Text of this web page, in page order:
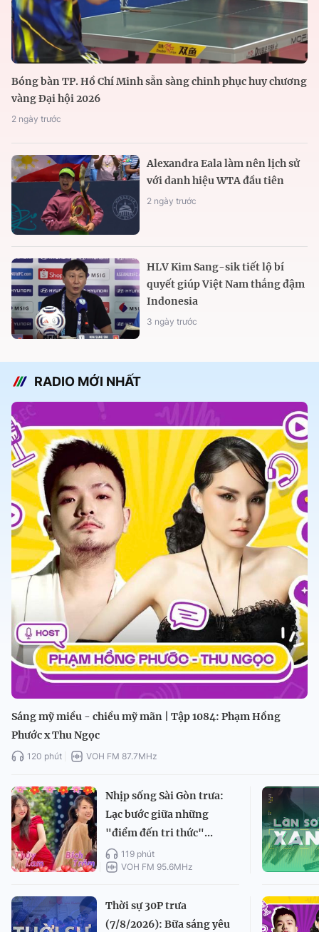
Bóng bàn TP. Hồ Chí Minh sẵn sàng chinh phục huy chương
vàng Đại hội 2026
2 ngày trước
Alexandra Eala làm nên lịch sử
với danh hiệu WTA đầu tiên
2 ngày trước
HLV Kim Sang-sik tiết lộ bí
quyết giúp Việt Nam thắng đậm
Indonesia
3 ngày trước
RADIO MỚI NHẤT
Sáng mỹ miều - chiều mỹ mãn | Tập 1084: Phạm Hồng
Phước x Thu Ngọc
120 phút VOH FM 87.7MHz
Nhịp sống Sài Gòn trưa:
Lạc bước giữa những
"điểm đến tri thức"...
119 phút
VOH FM 95.6MHz
Thời sự 30P trưa
(7/8/2026): Bữa sáng yêu